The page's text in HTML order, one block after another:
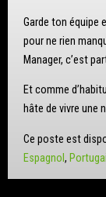
Garde ton équipe
pour ne rien
Manager, c’est
Et comme
hâte de vivre une
Ce poste est
Espagnol